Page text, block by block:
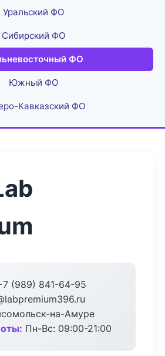
Уральский ФО
Сибирский ФО
ФО
Южный ФО
Кавказский ФО
(989) 841-64-95
на-Амуре
Пн-Вс: 09:00-21:00